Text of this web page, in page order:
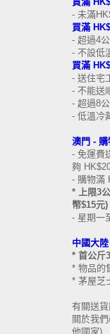
- 未滿
買滿
- 超過4
- 不設低
買滿
- 送住宅
- 不能送
- 超過8
- 低溫冷
澳門 -
- 免運費
夠
- 購物滿
* 上限3
幣$15元)
- 星期一
中國大
* 首公斤
* 物品的
* 茅屋芝
有關送
關於我
他國家)